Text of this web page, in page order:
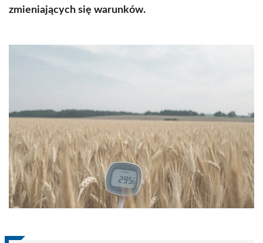
zmieniających się warunków.